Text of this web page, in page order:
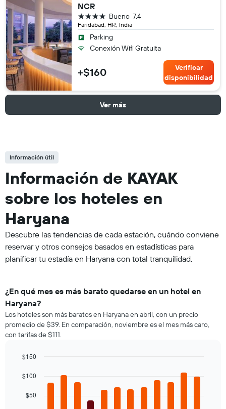
NCR
Faridabad, HR, India
7.4
Bueno
4 estrellas
Parking
Conexión Wifi Gratuita
+$160
Verificar
disponibilidad
Ver más
Información útil
Información de KAYAK
sobre los hoteles en
Haryana
Descubre las tendencias de cada estación, cuándo conviene
reservar y otros consejos basados en estadísticas para
planificar tu estadía en Haryana con total tranquilidad.
¿En qué mes es más barato quedarse en un hotel en
Haryana?
Los hoteles son más baratos en Haryana en abril, con un precio
promedio de $39. En comparación, noviembre es el mes más caro,
con tarifas de $111.
chart
bars.
graphic.
$50
$100
$150